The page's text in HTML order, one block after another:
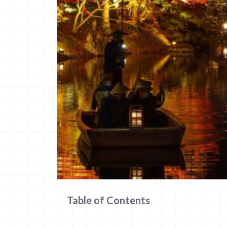
Table of Contents